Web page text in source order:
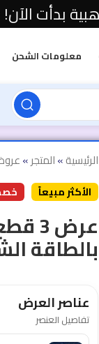
معلومات الشحن
الرئيسية»المتجر»
الأكثر مبيعاً خصم
بالطاقة
عناصر العرض
تفاصيل العنصر
بدأت